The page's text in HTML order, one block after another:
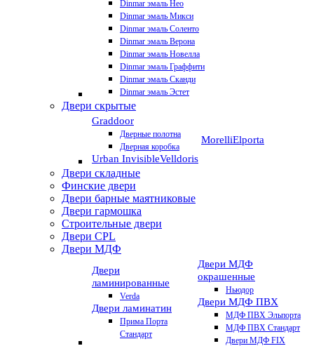
Dinmar эмаль Нео
Dinmar эмаль Микси
Dinmar эмаль Соленто
Dinmar эмаль Верона
Dinmar эмаль Новелла
Dinmar эмаль Граффити
Dinmar эмаль Сканди
Dinmar эмаль Эстет
Двери скрытые
Graddoor
Дверные полотна
Дверная коробка
Urban InvisibleVelldoris
MorelliElporta
Двери складные
Финские двери
Двери барные маятниковые
Двери гармошка
Строительные двери
Двери CРL
Двери МДФ
Двери
ламинированные
Verda
Двери ламинатин
Прима Порта
Стандарт
Двери МДФ
окрашенные
Ньюдор
Двери МДФ ПВХ
МДФ ПВХ Эльпорта
МДФ ПВХ Стандарт
Двери МДФ FIX